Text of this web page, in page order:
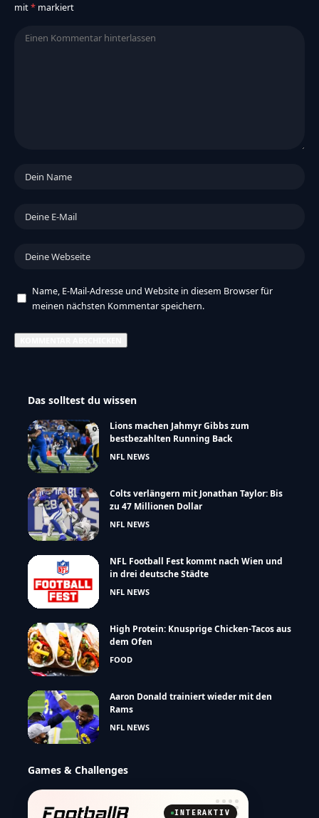
mit* markiert
Name, E-Mail-Adresse und Website in diesem Browser für
meinen nächsten Kommentar speichern.
Das solltest du wissen
Lions machen Jahmyr Gibbs zum
bestbezahlten Running Back
NFL NEWS
Colts verlängern mit Jonathan Taylor: Bis
zu 47 Millionen Dollar
NFL NEWS
NFL Football Fest kommt nach Wien und
in drei deutsche Städte
NFL NEWS
High Protein: Knusprige Chicken-Tacos aus
dem Ofen
FOOD
Aaron Donald trainiert wieder mit den
Rams
NFL NEWS
Games & Challenges
INTERAKTIV